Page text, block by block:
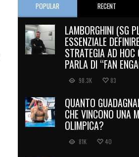
POPULAR RECENT
LAMBORGHINI (SG
ESSENZIALE
STRATEGIA AD
PARLA DI “FAN
98.3K 83
QUANTO
CHE VINCONO UNA
OLIMPICA?
81K 40